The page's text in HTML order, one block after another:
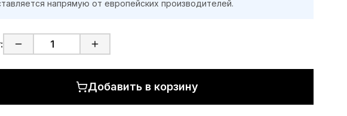
напрямую от европейских производителей.
Добавить в корзину